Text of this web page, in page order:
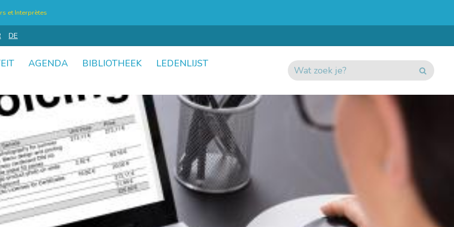
et Interprètes
DE
AGENDA BIBLIOTHEEK
LEDENLIJST